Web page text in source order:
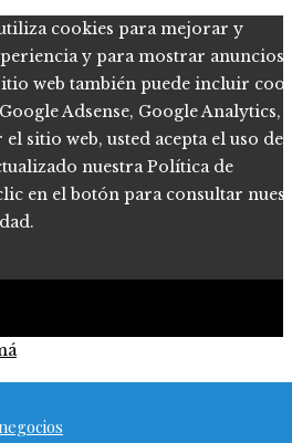
cookies para mejorar y
y para mostrar anuncios
web también puede incluir
Adsense, Google Analytics,
sitio web, usted acepta el uso de
nuestra Política de
en el botón para consultar